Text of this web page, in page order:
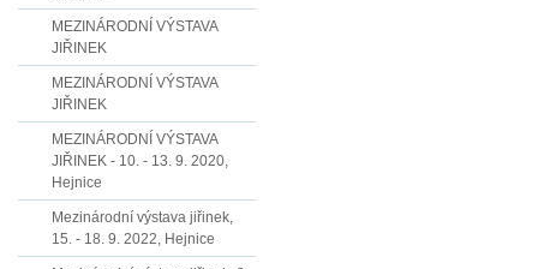
MEZINÁRODNÍ VÝSTAVA
JIŘINEK
MEZINÁRODNÍ VÝSTAVA
JIŘINEK
MEZINÁRODNÍ VÝSTAVA
JIŘINEK - 10. - 13. 9. 2020,
Hejnice
Mezinárodní výstava jiřinek,
15. - 18. 9. 2022, Hejnice